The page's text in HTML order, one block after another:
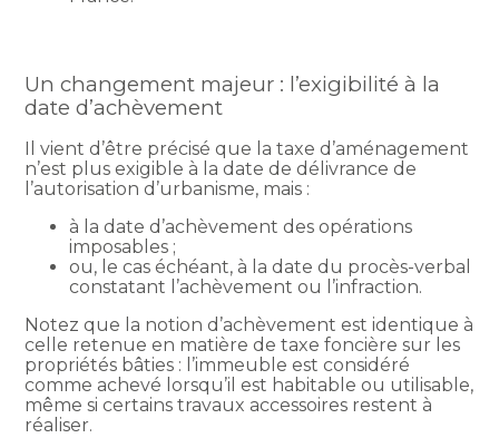
Un changement majeur : l’exigibilité à la
date d’achèvement
Il vient d’être précisé que la taxe d’aménagement
n’est plus exigible à la date de délivrance de
l’autorisation d’urbanisme, mais :
à la date d’achèvement des opérations
imposables ;
ou, le cas échéant, à la date du procès-verbal
constatant l’achèvement ou l’infraction.
Notez que la notion d’achèvement est identique à
celle retenue en matière de taxe foncière sur les
propriétés bâties : l’immeuble est considéré
comme achevé lorsqu’il est habitable ou utilisable,
même si certains travaux accessoires restent à
réaliser.